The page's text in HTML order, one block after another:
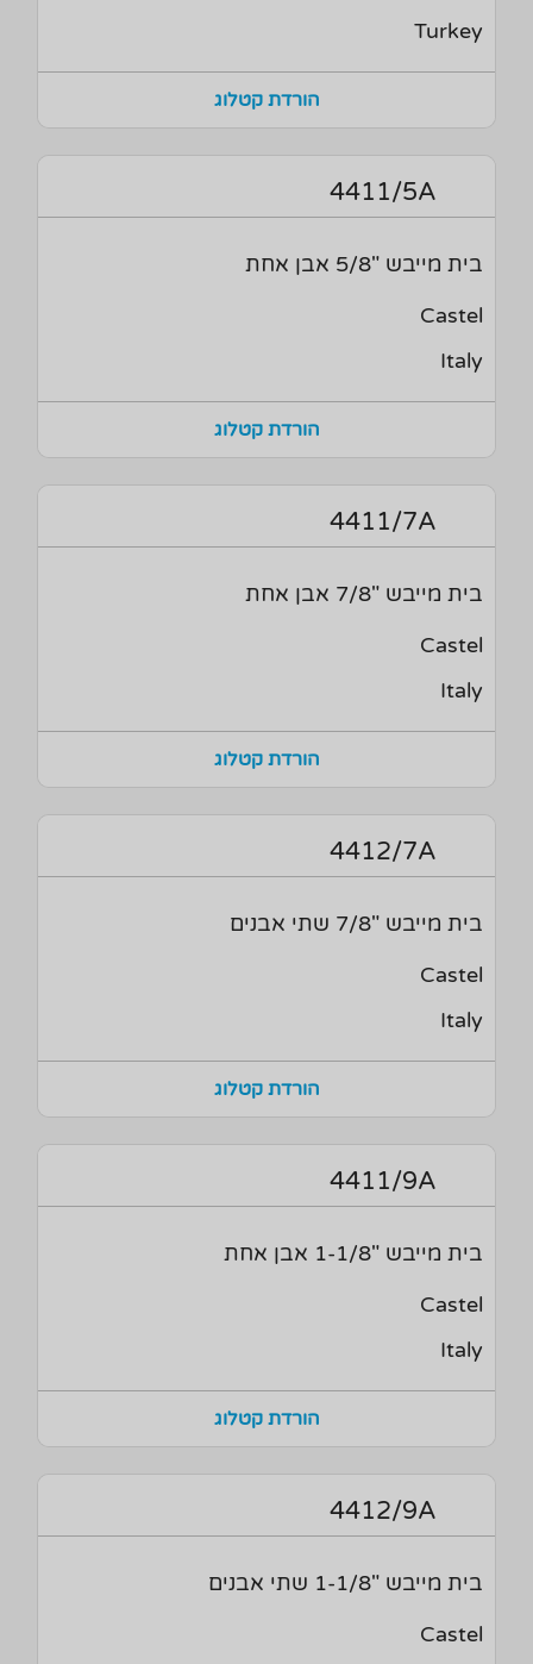
Turkey
הורדת קטלוג
4411/5A
בית מייבש "5/8 אבן אחת
Castel
Italy
הורדת קטלוג
4411/7A
בית מייבש "7/8 אבן אחת
Castel
Italy
הורדת קטלוג
4412/7A
בית מייבש "7/8 שתי אבנים
Castel
Italy
הורדת קטלוג
4411/9A
בית מייבש "1-1/8 אבן אחת
Castel
Italy
הורדת קטלוג
4412/9A
בית מייבש "1-1/8 שתי אבנים
Castel